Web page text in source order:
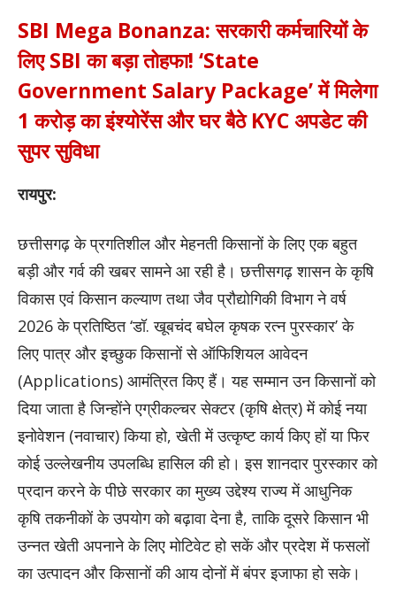
SBI Mega Bonanza: सरकारी कर्मचारियों के
लिए SBI का बड़ा तोहफा! ‘State
Government Salary Package’ में मिलेगा
1 करोड़ का इंश्योरेंस और घर बैठे KYC अपडेट की
सुपर सुविधा
रायपुर:
छत्तीसगढ़ के प्रगतिशील और मेहनती किसानों के लिए एक बहुत
बड़ी और गर्व की खबर सामने आ रही है। छत्तीसगढ़ शासन के कृषि
विकास एवं किसान कल्याण तथा जैव प्रौद्योगिकी विभाग ने वर्ष
2026 के प्रतिष्ठित ‘डॉ. खूबचंद बघेल कृषक रत्न पुरस्कार’ के
लिए पात्र और इच्छुक किसानों से ऑफिशियल आवेदन
(Applications) आमंत्रित किए हैं। यह सम्मान उन किसानों को
दिया जाता है जिन्होंने एग्रीकल्चर सेक्टर (कृषि क्षेत्र) में कोई नया
इनोवेशन (नवाचार) किया हो, खेती में उत्कृष्ट कार्य किए हों या फिर
कोई उल्लेखनीय उपलब्धि हासिल की हो। इस शानदार पुरस्कार को
प्रदान करने के पीछे सरकार का मुख्य उद्देश्य राज्य में आधुनिक
कृषि तकनीकों के उपयोग को बढ़ावा देना है, ताकि दूसरे किसान भी
उन्नत खेती अपनाने के लिए मोटिवेट हो सकें और प्रदेश में फसलों
का उत्पादन और किसानों की आय दोनों में बंपर इजाफा हो सके।